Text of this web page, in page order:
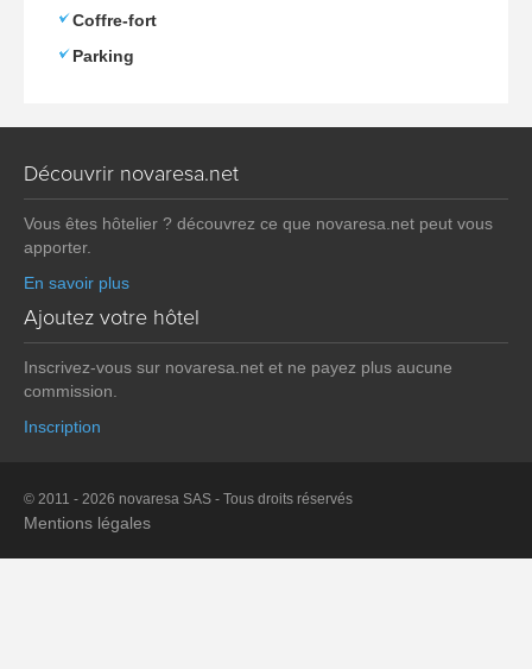
Coffre-fort
Parking
Découvrir novaresa.net
Vous êtes hôtelier ? découvrez ce que novaresa.net peut vous
apporter.
En savoir plus
Ajoutez votre hôtel
Inscrivez-vous sur novaresa.net et ne payez plus aucune
commission.
Inscription
© 2011 - 2026 novaresa SAS - Tous droits réservés
Mentions légales